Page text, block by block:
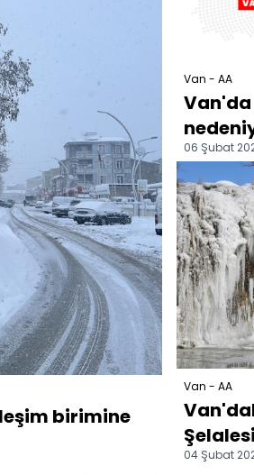
birimine
Van - AA
Van'da
ara
06 Şubat
Van - AA
dondu
04 Şubat